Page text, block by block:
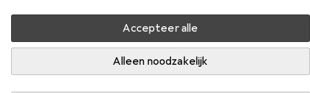
Accepteer alle
Alleen noodzakelijk
Populair Smeermiddelen Anale Douche